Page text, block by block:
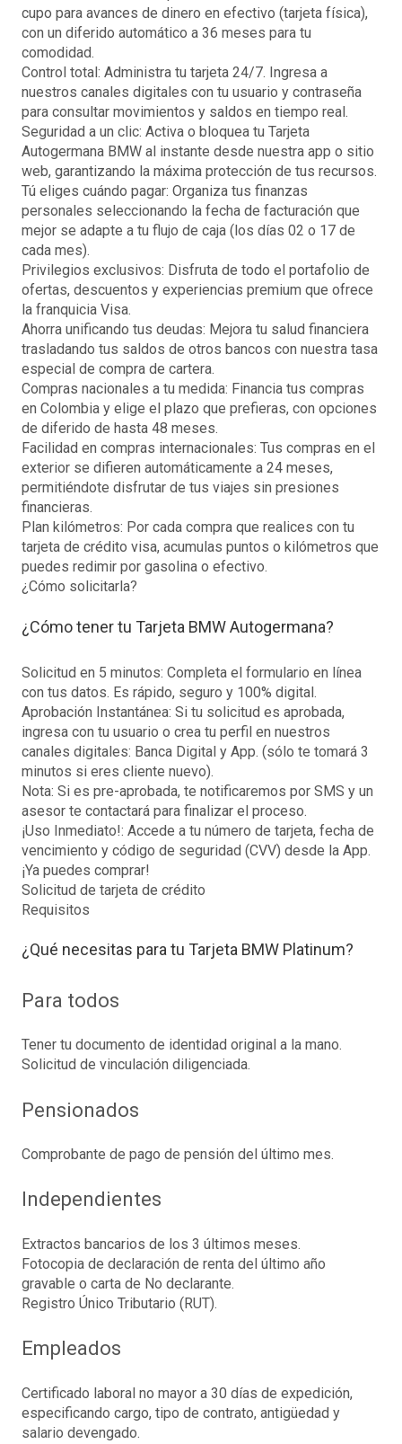
cupo para avances de dinero en efectivo (tarjeta física),
con un diferido automático a 36 meses para tu
comodidad.
Control total: Administra tu tarjeta 24/7. Ingresa a
nuestros canales digitales con tu usuario y contraseña
para consultar movimientos y saldos en tiempo real.
Seguridad a un clic: Activa o bloquea tu Tarjeta
Autogermana BMW al instante desde nuestra app o sitio
web, garantizando la máxima protección de tus recursos.
Tú eliges cuándo pagar: Organiza tus finanzas
personales seleccionando la fecha de facturación que
mejor se adapte a tu flujo de caja (los días 02 o 17 de
cada mes).
Privilegios exclusivos: Disfruta de todo el portafolio de
ofertas, descuentos y experiencias premium que ofrece
la franquicia Visa.
Ahorra unificando tus deudas: Mejora tu salud financiera
trasladando tus saldos de otros bancos con nuestra tasa
especial de compra de cartera.
Compras nacionales a tu medida: Financia tus compras
en Colombia y elige el plazo que prefieras, con opciones
de diferido de hasta 48 meses.
Facilidad en compras internacionales: Tus compras en el
exterior se difieren automáticamente a 24 meses,
permitiéndote disfrutar de tus viajes sin presiones
financieras.
Plan kilómetros: Por cada compra que realices con tu
tarjeta de crédito visa, acumulas puntos o kilómetros que
puedes redimir por gasolina o efectivo.
¿Cómo solicitarla?
¿Cómo tener tu Tarjeta BMW Autogermana?
Solicitud en 5 minutos: Completa el formulario en línea
con tus datos. Es rápido, seguro y 100% digital.
Aprobación Instantánea: Si tu solicitud es aprobada,
ingresa con tu usuario o crea tu perfil en nuestros
canales digitales: Banca Digital y App. (sólo te tomará 3
minutos si eres cliente nuevo).
Nota: Si es pre-aprobada, te notificaremos por SMS y un
asesor te contactará para finalizar el proceso.
¡Uso Inmediato!: Accede a tu número de tarjeta, fecha de
vencimiento y código de seguridad (CVV) desde la App.
¡Ya puedes comprar!
Solicitud de tarjeta de crédito
Requisitos
¿Qué necesitas para tu Tarjeta BMW Platinum?
Para todos
Tener tu documento de identidad original a la mano.
Solicitud de vinculación diligenciada.
Pensionados
Comprobante de pago de pensión del último mes.
Independientes
Extractos bancarios de los 3 últimos meses.
Fotocopia de declaración de renta del último año
gravable o carta de No declarante.
Registro Único Tributario (RUT).
Empleados
Certificado laboral no mayor a 30 días de expedición,
especificando cargo, tipo de contrato, antigüedad y
salario devengado.